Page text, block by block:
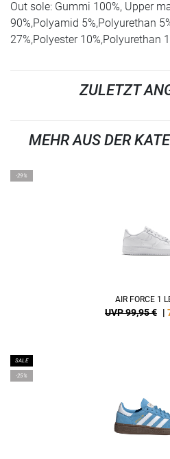
Out sole: Gummi 100%, Upper
90%,Polyamid 5%,Polyurethan
27%,Polyester 10%,Polyurethan
ZULETZT
MEHR AUS DER
-29%
AIR FORCE 1
UVP 99,95 € |
SALE
-25%